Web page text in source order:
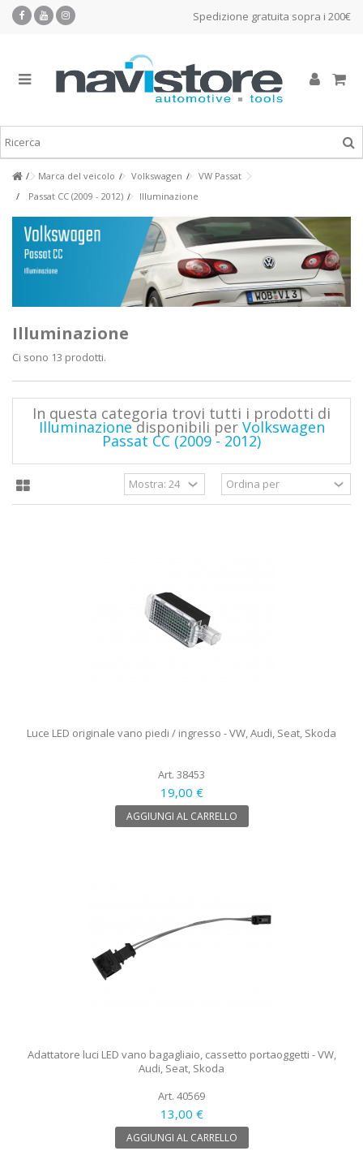
Spedizione gratuita sopra i 200€
Marca del veicolo Volkswagen
VW Passat
Passat CC (2009 - 2012)
Illuminazione
Illuminazione
Ci sono 13 prodotti.
In questa categoria trovi tutti i prodotti di
Illuminazionedisponibili per Volkswagen
Passat CC (2009 - 2012)
Luce LED originale vano piedi / ingresso - VW, Audi, Seat, Skoda
Art. 38453
19,00 €
AGGIUNGI AL CARRELLO
Adattatore luci LED vano bagagliaio, cassetto portaoggetti - VW,
Audi, Seat, Skoda
Art. 40569
13,00 €
AGGIUNGI AL CARRELLO